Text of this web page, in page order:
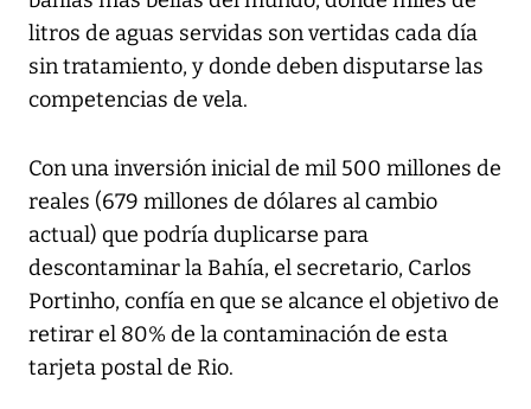
litros de aguas servidas son vertidas cada día
sin tratamiento, y donde deben disputarse las
competencias de vela.
Con una inversión inicial de mil 500 millones de
reales (679 millones de dólares al cambio
actual) que podría duplicarse para
descontaminar la Bahía, el secretario, Carlos
Portinho, confía en que se alcance el objetivo de
retirar el 80% de la contaminación de esta
tarjeta postal de Rio.